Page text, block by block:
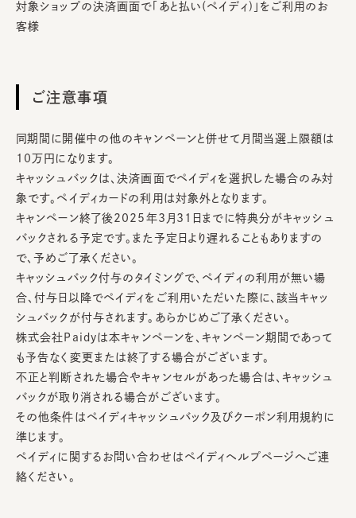
対象ショップの決済画面で「あと払い(ペイディ)」をご利用のお
客様
ご注意事項
同期間に開催中の他のキャンペーンと併せて月間当選上限額は
10万円になります。
キャッシュバックは、決済画面でペイディを選択した場合のみ対
象です。ペイディカードの利用は対象外となります。
キャンペーン終了後2025年3月31日までに特典分がキャッシュ
バックされる予定です。また予定日より遅れることもありますの
で、予めご了承ください。
キャッシュバック付与のタイミングで、ペイディの利用が無い場
合、付与日以降でペイディをご利用いただいた際に、該当キャッ
シュバックが付与されます。あらかじめご了承ください。
株式会社Paidyは本キャンペーンを、キャンペーン期間であって
も予告なく変更または終了する場合がございます。
不正と判断された場合やキャンセルがあった場合は、キャッシュ
バックが取り消される場合がございます。
その他条件はペイディキャッシュバック及びクーポン利用規約に
準じます。
ペイディに関するお問い合わせはペイディヘルプページへご連
絡ください。